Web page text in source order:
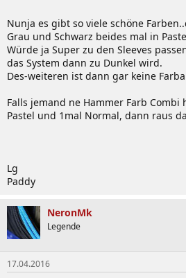
Nunja es gibt so viele schöne
Grau und Schwarz beides mal in
Würde ja Super zu den Sleeves
das System dann zu Dunkel wird.
Des-weiteren ist dann gar keine
Falls jemand ne Hammer Farb Combi
Pastel und 1mal Normal, dann raus
Lg
Paddy
NeronMk
Legende
17.04.2016